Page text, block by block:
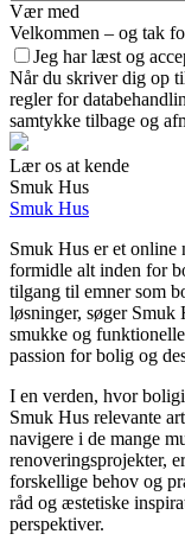
Vær med
Velkommen – og tak
Jeg har læst og
Når du skriver dig op
regler for
samtykke tilbage og
Lær os at kende
Smuk Hus
Smuk Hus
Smuk Hus er et online
formidle alt inden for
tilgang til emner som
løsninger, søger Smuk
smukke og
passion for bolig og
I en verden, hvor
Smuk Hus relevante
navigere i de mange
renoveringsprojekter,
forskellige behov og
råd og æstetiske
perspektiver.